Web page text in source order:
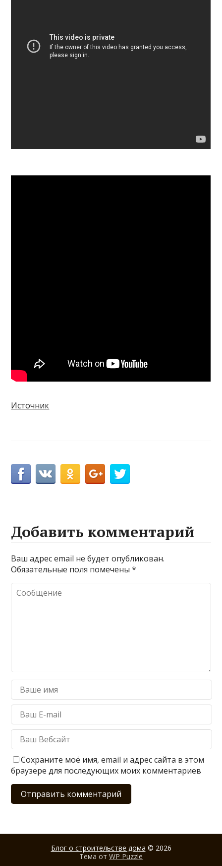
Источник
Добавить комментарий
Ваш адрес email не будет опубликован.
Обязательные поля помечены*
Сохраните моё имя, email и адрес сайта в этом
браузере для последующих моих комментариев
Блог о строительстве дома © 2026
Тема от WP Puzzle